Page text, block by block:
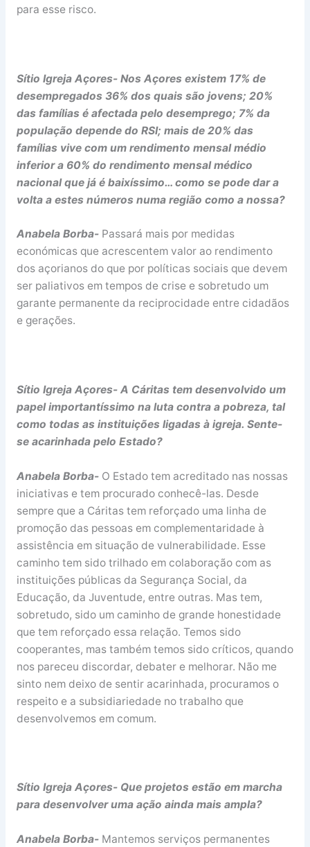
para esse risco.
Sítio Igreja Açores- Nos Açores existem 17% de
desempregados 36% dos quais são jovens; 20%
das famílias é afectada pelo desemprego; 7% da
população depende do RSI; mais de 20% das
famílias vive com um rendimento mensal médio
inferior a 60% do rendimento mensal médico
nacional que já é baixíssimo… como se pode dar a
volta a estes números numa região como a nossa?
Anabela Borba-Passará mais por medidas
económicas que acrescentem valor ao rendimento
dos açorianos do que por políticas sociais que devem
ser paliativos em tempos de crise e sobretudo um
garante permanente da reciprocidade entre cidadãos
e gerações.
Sítio Igreja Açores- A Cáritas tem desenvolvido um
papel importantíssimo na luta contra a pobreza, tal
como todas as instituições ligadas à igreja. Sente-
se acarinhada pelo Estado?
Anabela Borba- O Estado tem acreditado nas nossas
iniciativas e tem procurado conhecê-las. Desde
sempre que a Cáritas tem reforçado uma linha de
promoção das pessoas em complementaridade à
assistência em situação de vulnerabilidade. Esse
caminho tem sido trilhado em colaboração com as
instituições públicas da Segurança Social, da
Educação, da Juventude, entre outras. Mas tem,
sobretudo, sido um caminho de grande honestidade
que tem reforçado essa relação. Temos sido
cooperantes, mas também temos sido críticos, quando
nos pareceu discordar, debater e melhorar. Não me
sinto nem deixo de sentir acarinhada, procuramos o
respeito e a subsidiariedade no trabalho que
desenvolvemos em comum.
Sítio Igreja Açores- Que projetos estão em marcha
para desenvolver uma ação ainda mais ampla?
Anabela Borba-Mantemos serviços permanentes